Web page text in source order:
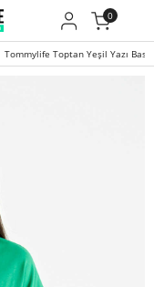
0
Tommylife Toptan Yeşil Yazı